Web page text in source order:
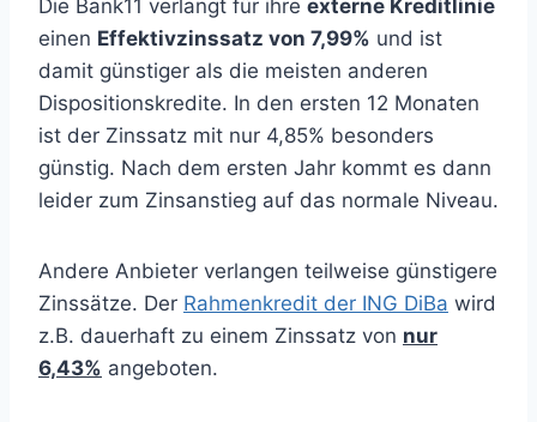
Die Bank11 verlangt für ihre externe Kreditlinie
einen Effektivzinssatz von 7,99% und ist
damit günstiger als die meisten anderen
Dispositionskredite. In den ersten 12 Monaten
ist der Zinssatz mit nur 4,85% besonders
günstig. Nach dem ersten Jahr kommt es dann
leider zum Zinsanstieg auf das normale Niveau.
Andere Anbieter verlangen teilweise günstigere
Zinssätze. Der Rahmenkredit der ING DiBa wird
z.B. dauerhaft zu einem Zinssatz von nur
6,43% angeboten.